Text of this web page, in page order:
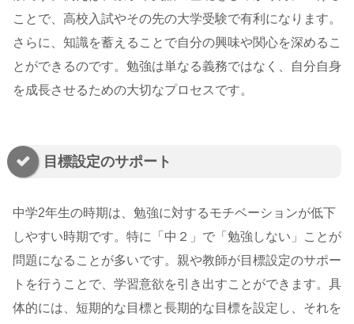
ことで、高校入試やその先の大学受験で有利になります。
さらに、知識を蓄えることで自分の興味や関心を深めるこ
とができるのです。勉強は単なる義務ではなく、自分自身
を成長させるための大切なプロセスです。
目標設定のサポート
中学2年生の時期は、勉強に対するモチベーションが低下
しやすい時期です。特に「中２」で「勉強しない」ことが
問題になることが多いです。親や教師が目標設定のサポー
トを行うことで、学習意欲を引き出すことができます。具
体的には、短期的な目標と長期的な目標を設定し、それを